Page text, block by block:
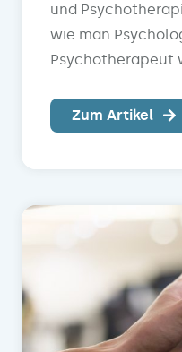
und
wie man
Psychotherapeut
Zum Artikel